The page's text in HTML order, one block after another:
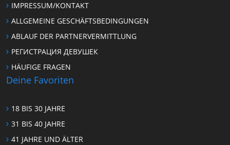
IMPRESSUM/KONTAKT
ALLGEMEINE GESCHÄFTSBEDINGUNGEN
ABLAUF DER PARTNERVERMITTLUNG
РЕГИСТРАЦИЯ ДЕВУШЕК
HÄUFIGE FRAGEN
Deine Favoriten
18 BIS 30 JAHRE
31 BIS 40 JAHRE
41 JAHRE UND ÄLTER